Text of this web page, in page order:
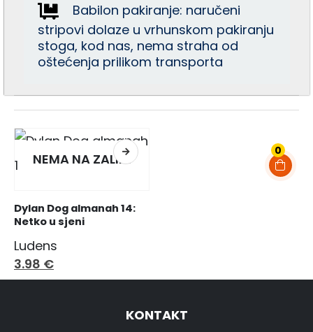
0
Babilon pakiranje: naručeni
stripovi dolaze u vrhunskom pakiranju
stoga, kod nas, nema straha od
oštećenja prilikom transporta
NEMA NA ZALIHI
Dylan Dog almanah 14:
Netko u sjeni
Ludens
3.98 €
KONTAKT